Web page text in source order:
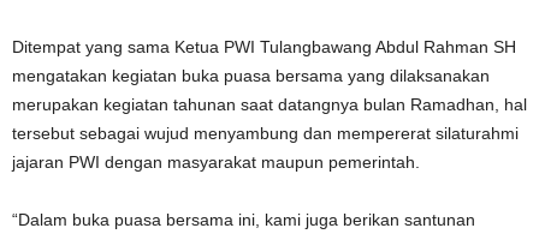
Ditempat yang sama Ketua PWI Tulangbawang Abdul Rahman SH
mengatakan kegiatan buka puasa bersama yang dilaksanakan
merupakan kegiatan tahunan saat datangnya bulan Ramadhan, hal
tersebut sebagai wujud menyambung dan mempererat silaturahmi
jajaran PWI dengan masyarakat maupun pemerintah.
“Dalam buka puasa bersama ini, kami juga berikan santunan